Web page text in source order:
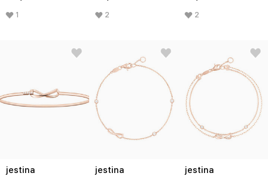
1 2 2
jestina jestina jestina